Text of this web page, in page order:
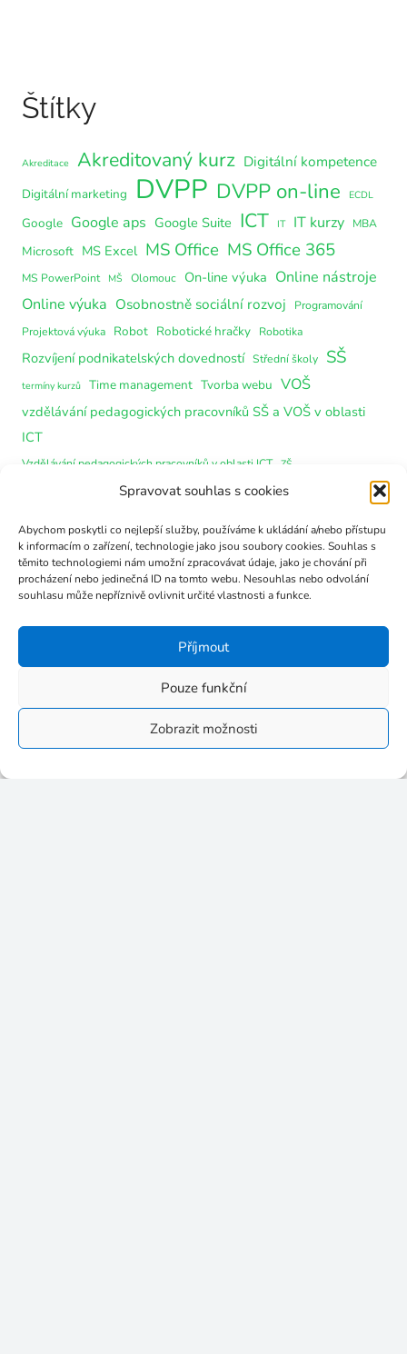
Spravovat souhlas s cookies
Abychom poskytli co nejlepší služby, používáme k ukládání a/nebo přístupu
k informacím o zařízení, technologie jako jsou soubory cookies. Souhlas s
těmito technologiemi nám umožní zpracovávat údaje, jako je chování při
procházení nebo jedinečná ID na tomto webu. Nesouhlas nebo odvolání
souhlasu může nepříznivě ovlivnit určité vlastnosti a funkce.
Příjmout
Pouze funkční
Zobrazit možnosti
Štítky
Akreditace Akreditovaný kurz Digitální kompetence
Digitální marketing DVPP DVPP on-line ECDL
Google Google aps Google Suite ICT IT IT kurzy MBA
Microsoft MS Excel MS Office MS Office 365
MS PowerPoint MŠ Olomouc On-line výuka Online nástroje
Online výuka Osobnostně sociální rozvoj
Programování
Projektová výuka
Robot Robotické hračky Robotika
Rozvíjení podnikatelských dovedností Střední školy SŠ
termíny kurzů Time management Tvorba webu VOŠ
vzdělávání pedagogických pracovníků SŠ a VOŠ v oblasti
ICT
Vzdělávání pedagogických pracovníků v oblasti ICT ZŠ
Šablony pro SŠ
Rubriky
Akreditace
DVPP – ostatní
Šablony DVPP pro MŠ a ZŠ